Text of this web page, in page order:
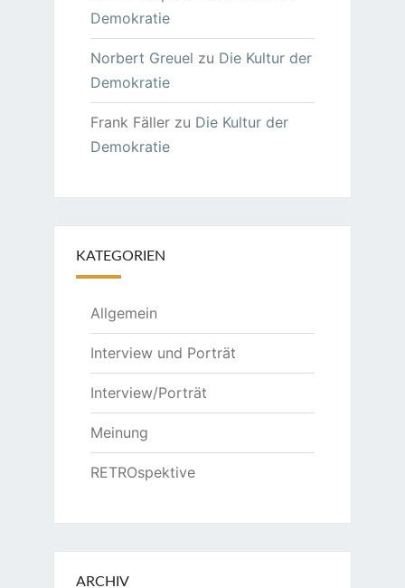
Demokratie
Norbert Greuel zu Die Kultur der
Demokratie
Frank Fällerzu Die Kultur der
Demokratie
KATEGORIEN
Allgemein
Interview und Porträt
Interview/Porträt
Meinung
RETROspektive
ARCHIV